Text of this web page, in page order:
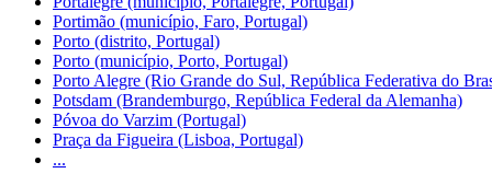
Portimão (município, Faro, Portugal)
Porto (distrito, Portugal)
Porto (município, Porto, Portugal)
Porto Alegre (Rio Grande do Sul, República Federativa do
Potsdam (Brandemburgo, República Federal da Alemanha)
Póvoa do Varzim (Portugal)
Praça da Figueira (Lisboa, Portugal)
...